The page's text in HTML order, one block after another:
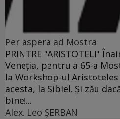
Per aspera ad Mostra
PRINTRE "ARISTOTELI"
Veneţia, pentru a 65-a
la Workshop-ul
acesta, la Sibiel. Şi zău
bine!...
Alex. Leo ŞERBAN